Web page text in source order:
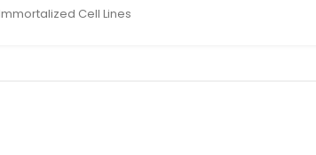
Cell Lines